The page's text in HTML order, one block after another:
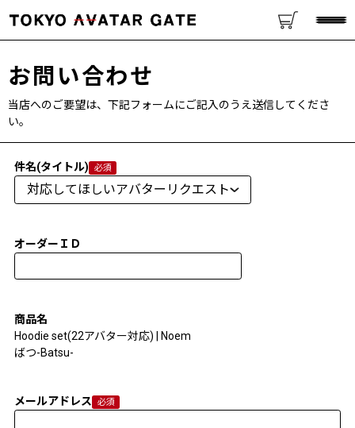
お問い合わせ
当店へのご要望は、下記フォームにご記入のうえ送信してくださ
い。
件名(タイトル)
オーダーＩＤ
商品名
Hoodie set(22アバター対応) | Noem
ばつ-Batsu-
メールアドレス